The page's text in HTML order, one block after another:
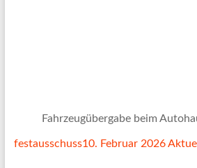
Fahrzeugübergabe beim
festausschuss10. Februar 2026